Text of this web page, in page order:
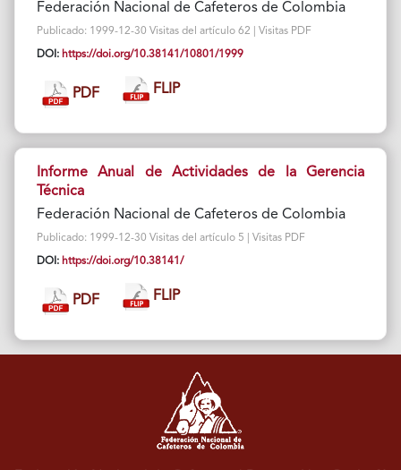
Federación Nacional de Cafeteros de Colombia
Publicado: 1999-12-30 Visitas del artículo 62 | Visitas PDF
DOI: https://doi.org/10.38141/10801/1999
PDF FLIP
Informe Anual de Actividades de la Gerencia
Técnica
Federación Nacional de Cafeteros de Colombia
Publicado: 1999-12-30 Visitas del artículo 5 | Visitas PDF
DOI: https://doi.org/10.38141/
PDF FLIP